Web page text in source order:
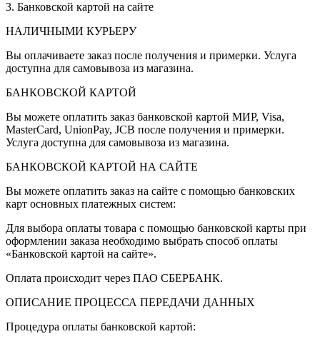
3. Банковской картой на сайте
НАЛИЧНЫМИ КУРЬЕРУ
Вы оплачиваете заказ после получения и примерки. Услуга
доступна для самовывоза из магазина.
БАНКОВСКОЙ КАРТОЙ
Вы можете оплатить заказ банковской картой МИР, Visa,
MasterCard, UnionPay, JCB после получения и примерки.
Услуга доступна для самовывоза из магазина.
БАНКОВСКОЙ КАРТОЙ НА САЙТЕ
Вы можете оплатить заказ на сайте с помощью банковских
карт основных платежных систем:
Для выбора оплаты товара с помощью банковской карты при
оформлении заказа необходимо выбрать способ оплаты
«Банковской картой на сайте».
Оплата происходит через ПАО СБЕРБАНК.
ОПИСАНИЕ ПРОЦЕССА ПЕРЕДАЧИ ДАННЫХ
Процедура оплаты банковской картой: